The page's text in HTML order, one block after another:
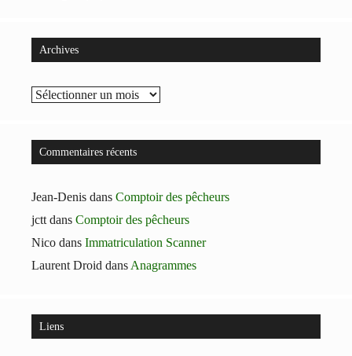
Archives
Archives
Commentaires récents
Jean-Denis dans Comptoir des pêcheurs
jctt dans Comptoir des pêcheurs
Nico dans Immatriculation Scanner
Laurent Droid dans Anagrammes
Liens